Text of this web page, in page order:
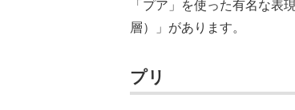
「プア」を使った有名な表
層）」があります。
プリ